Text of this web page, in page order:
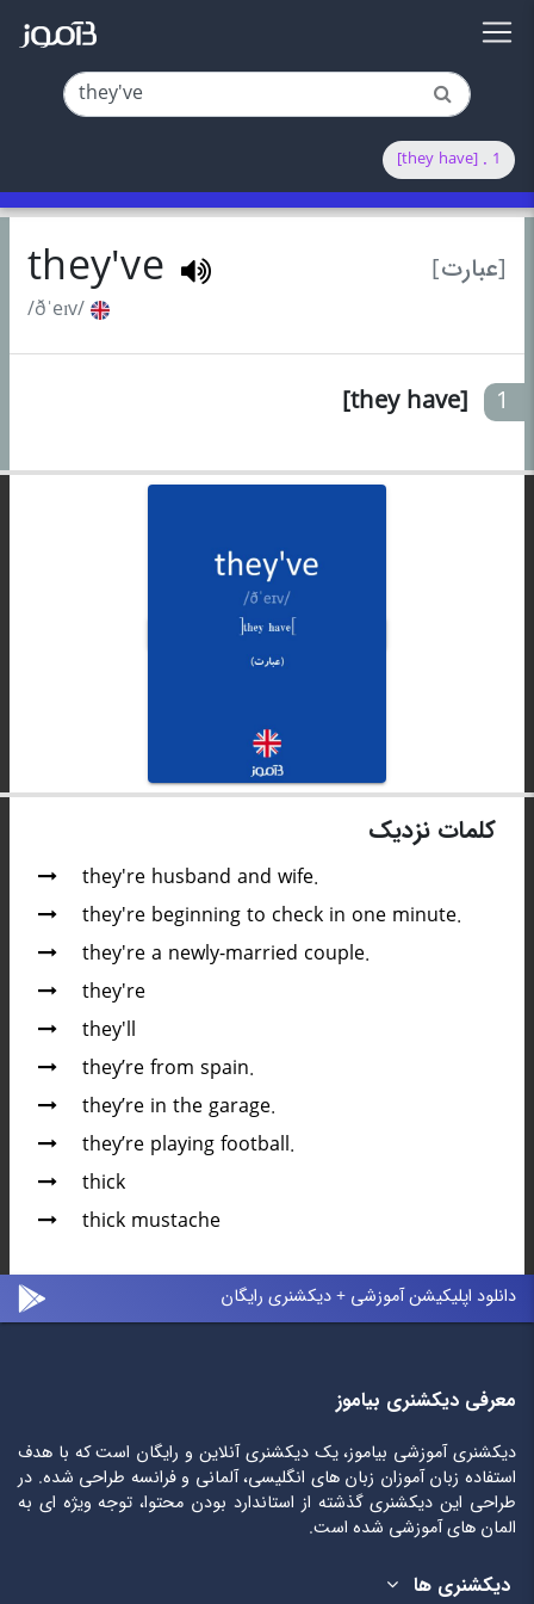
1 . [they have]
[عبارت] they've
/ðˈeɪv/
1
[they have]
کلمات نزدیک
they're husband and wife.
they're beginning to check in one minute.
they're a newly-married couple.
they're
they'll
they’re from spain.
they’re in the garage.
they’re playing football.
thick
thick mustache
دانلود اپلیکیشن آموزشی + دیکشنری رایگان
معرفی دیکشنری بیاموز
دیکشنری آموزشی بیاموز، یک دیکشنری آنلاین و رایگان است که با هدف
استفاده زبان آموزان زبان های انگلیسی، آلمانی و فرانسه طراحی شده. در
طراحی این دیکشنری گذشته از استاندارد بودن محتوا، توجه ویژه ای به
المان های آموزشی شده است.
دیکشنری ها